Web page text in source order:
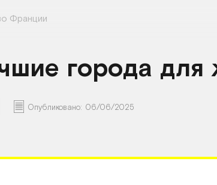
Франции
города
Опубликовано: 06/06/2025